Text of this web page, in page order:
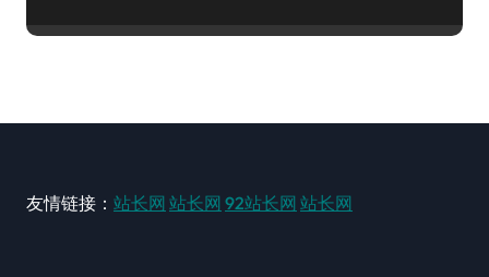
友情链接： 站长网 站长网 92站长网 站长网